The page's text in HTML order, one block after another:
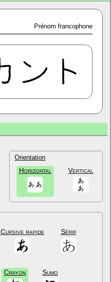
Prénom francophone
Orientation
Horizontal Vertical
Cursive rapide Sérif
Crayon Sumo